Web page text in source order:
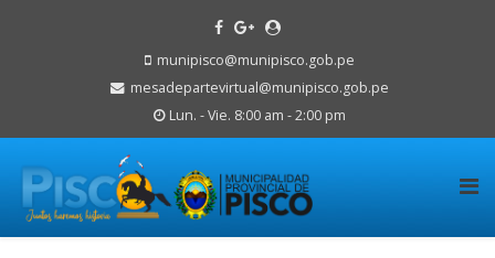
munipisco@munipisco.gob.pe
mesadepartevirtual@munipisco.gob.pe
Lun. - Vie. 8:00 am - 2:00 pm